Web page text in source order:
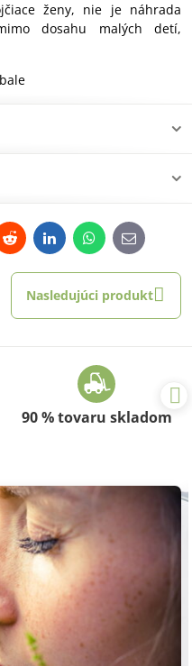
ženy, nie je náhrada
dosahu malých detí,
RedditLinkedInWhatsApp
E-
mail
Nasledujúci produkt
90 % tovaru skladom